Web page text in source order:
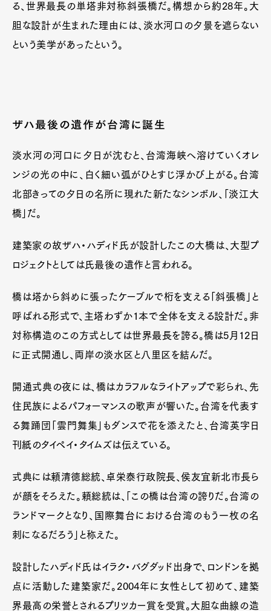
る、世界最長の単塔非対称斜張橋だ。構想から約28年。大
胆な設計が生まれた理由には、淡水河口の夕景を遮らない
という美学があったという。
ザハ最後の遺作が台湾に誕生
淡水河の河口に夕日が沈むと、台湾海峡へ溶けていくオレ
ンジの光の中に、白く細い弧がひとすじ浮かび上がる。台湾
北部きっての夕日の名所に現れた新たなシンボル、「淡江大
橋」だ。
建築家の故ザハ・ハディド氏が設計したこの大橋は、大型プ
ロジェクトとしては氏最後の遺作と言われる。
橋は塔から斜めに張ったケーブルで桁を支える「斜張橋」と
呼ばれる形式で、主塔わずか1本で全体を支える設計だ。非
対称構造のこの方式としては世界最長を誇る。橋は5月12日
に正式開通し、両岸の淡水区と八里区を結んだ。
開通式典の夜には、橋はカラフルなライトアップで彩られ、先
住民族によるパフォーマンスの歌声が響いた。台湾を代表す
る舞踊団「雲門舞集」もダンスで花を添えたと、台湾英字日
刊紙のタイペイ・タイムズは伝えている。
式典には頼清徳総統、卓栄泰行政院長、侯友宜新北市長ら
が顔をそろえた。頼総統は、「この橋は台湾の誇りだ。台湾の
ランドマークとなり、国際舞台における台湾のもう一枚の名
刺になるだろう」と称えた。
設計したハディド氏はイラク・バグダッド出身で、ロンドンを拠
点に活動した建築家だ。2004年に女性として初めて、建築
界最高の栄誉とされるプリツカー賞を受賞。大胆な曲線の造